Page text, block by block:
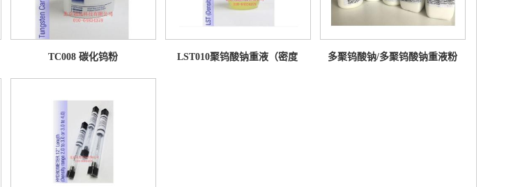
TC008 碳化钨粉
LST010聚钨酸钠重液（密度
多聚钨酸钠/多聚钨酸钠重液粉